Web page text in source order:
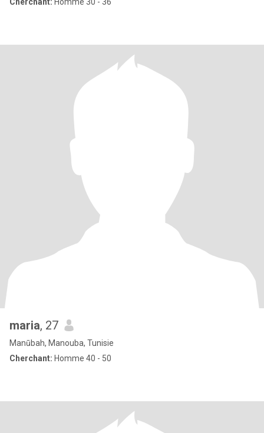
maria, 27
Manūbah, Manouba, Tunisie
Cherchant: Homme 40 - 50